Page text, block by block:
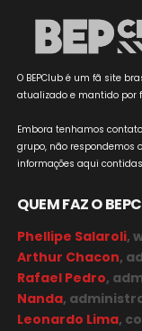
O BEPClub é um fã site
atualizado e mantido por
Embora tenhamos
grupo, não respondemos
informações aqui
QUEM FAZ O
Phellipe Salaroli,
Arthur Chacon,
Rafael Pedro,
Nanda,
Leonardo Lima,